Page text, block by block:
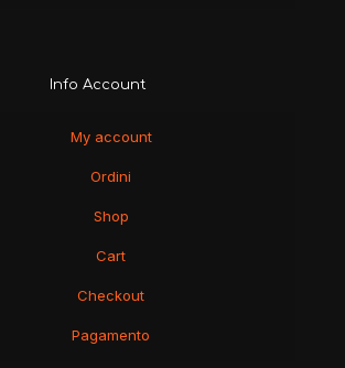
Info Account
My account
Ordini
Shop
Cart
Checkout
Pagamento